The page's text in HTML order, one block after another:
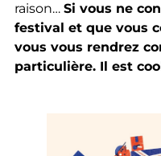
raison… Si vous ne
festival et que vous
vous vous rendrez
particulière. Il est